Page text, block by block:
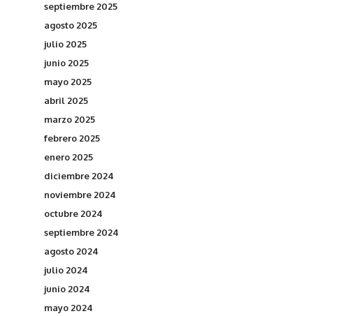
septiembre 2025
agosto 2025
julio 2025
junio 2025
mayo 2025
abril 2025
marzo 2025
febrero 2025
enero 2025
diciembre 2024
noviembre 2024
octubre 2024
septiembre 2024
agosto 2024
julio 2024
junio 2024
mayo 2024